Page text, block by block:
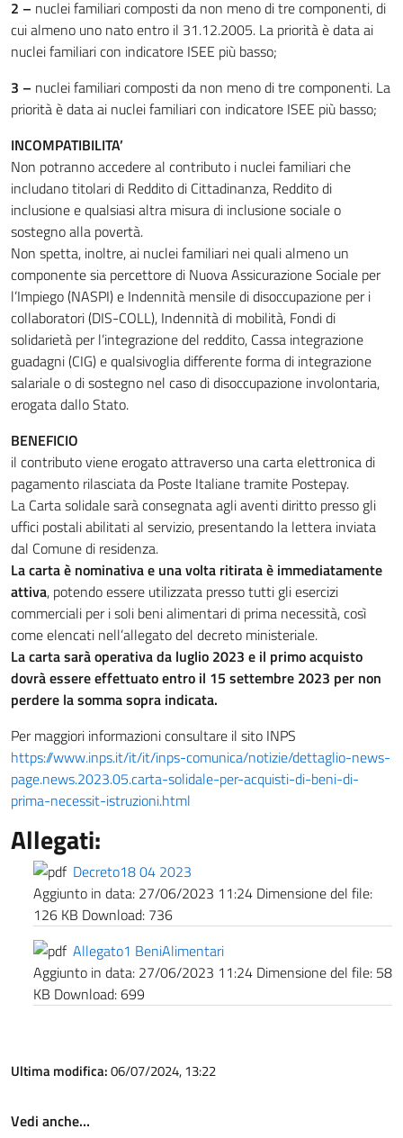
2 – nuclei familiari composti da non meno di tre componenti, di
cui almeno uno nato entro il 31.12.2005. La priorità è data ai
nuclei familiari con indicatore ISEE più basso;
3 – nuclei familiari composti da non meno di tre componenti. La
priorità è data ai nuclei familiari con indicatore ISEE più basso;
INCOMPATIBILITA’
Non potranno accedere al contributo i nuclei familiari che
includano titolari di Reddito di Cittadinanza, Reddito di
inclusione e qualsiasi altra misura di inclusione sociale o
sostegno alla povertà.
Non spetta, inoltre, ai nuclei familiari nei quali almeno un
componente sia percettore di Nuova Assicurazione Sociale per
l’Impiego (NASPI) e Indennità mensile di disoccupazione per i
collaboratori (DIS-COLL), Indennità di mobilità, Fondi di
solidarietà per l’integrazione del reddito, Cassa integrazione
guadagni (CIG) e qualsivoglia differente forma di integrazione
salariale o di sostegno nel caso di disoccupazione involontaria,
erogata dallo Stato.
BENEFICIO
il contributo viene erogato attraverso una carta elettronica di
pagamento rilasciata da Poste Italiane tramite Postepay.
La Carta solidale sarà consegnata agli aventi diritto presso gli
uffici postali abilitati al servizio, presentando la lettera inviata
dal Comune di residenza.
La carta è nominativa e una volta ritirata è immediatamente
attiva, potendo essere utilizzata presso tutti gli esercizi
commerciali per i soli beni alimentari di prima necessità, così
come elencati nell’allegato del decreto ministeriale.
La carta sarà operativa da luglio 2023 e il primo acquisto
dovrà essere effettuato entro il 15 settembre 2023 per non
perdere la somma sopra indicata.
Per maggiori informazioni consultare il sito INPS
https://www.inps.it/it/it/inps-comunica/notizie/dettaglio-news-
page.news.2023.05.carta-solidale-per-acquisti-di-beni-di-
prima-necessit-istruzioni.html
Allegati:
Decreto18 04 2023
Aggiunto in data: 27/06/2023 11:24 Dimensione del file:
126 KB Download: 736
Allegato1 BeniAlimentari
Aggiunto in data: 27/06/2023 11:24 Dimensione del file: 58
KB Download:699
Ultima modifica:06/07/2024, 13:22
Vedi anche…